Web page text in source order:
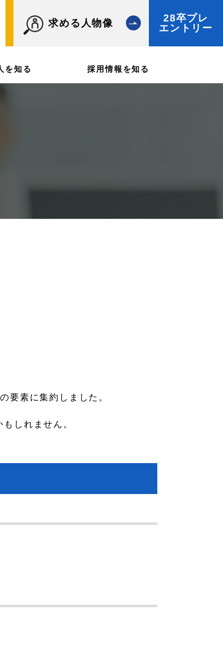
求める人物像
28卒プレ
エントリー
を知る 採用情報を知る
要素に集約しました。
しれません。